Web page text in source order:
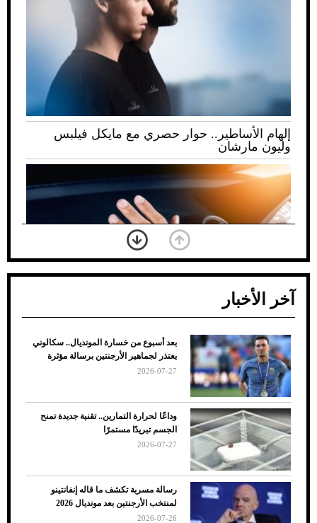
إلهام الأساطير.. حوار حصري مع مايكل فيلبس
وليون مارشان
ضعف تبريد مكيف السيارة عند الوقوف.. أشهر
الأسباب والحلول
آخر الأخبار
بعد أسبوع من خسارة المونديال.. سكالوني
يعتذر لجماهير الأرجنتين برسالة مؤثرة
2026-07-27
وداعًا لحرارة التمارين.. تقنية جديدة تمنح
الجسم تبريدًا مستمرًا
2026-07-27
رسالة مسربة تكشف ما قاله إنفانتينو
لمنتخب الأرجنتين بعد مونديال 2026
2026-07-26